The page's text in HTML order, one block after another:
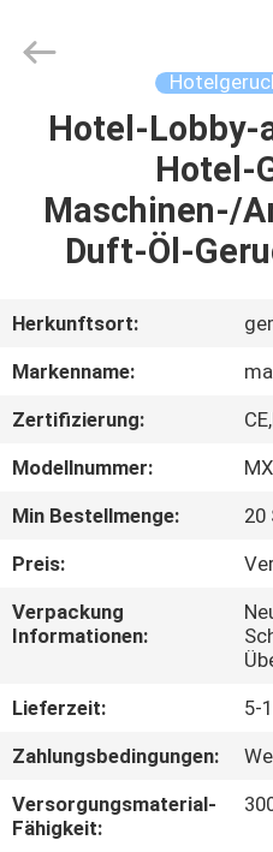
HAUS
PRODUKTE
UNS
AUSFLUG
TRETEN
SIE
UNS
IN
VERBINDUNG
Reserved.Hotel-Lobby-
Hotel-
Maschinen-/
Duft-Öl-
Herkunftsort:
Markenname:
Zertifizierung:
Modellnummer:
Min Bestellmenge:
20
Preis:
Verpackung
Informationen:
Lieferzeit:
5-
Zahlungsbedingungen:
Versorgungsmaterial-
Fähigkeit: